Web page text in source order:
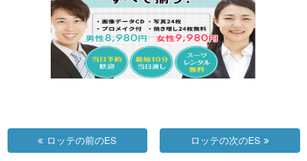
ロッテの前のES ロッテの次のES